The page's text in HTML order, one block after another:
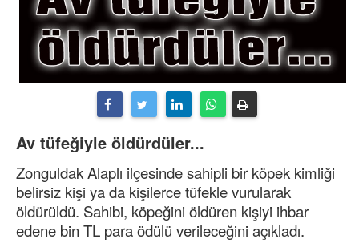
Av tüfeğiyle öldürdüler...
Zonguldak Alaplı ilçesinde sahipli bir köpek kimliği
belirsiz kişi ya da kişilerce tüfekle vurularak
öldürüldü. Sahibi, köpeğini öldüren kişiyi ihbar
edene bin TL para ödülü verileceğini açıkladı.